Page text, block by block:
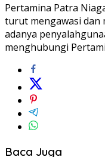
Pertamina Patra
turut mengawasi dan
adanya
menghubungi
Baca Juga